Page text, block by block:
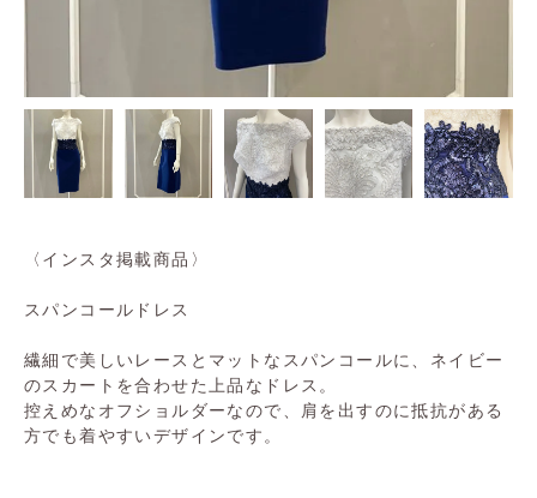
〈インスタ掲載商品〉
スパンコールドレス
繊細で美しいレースとマットなスパンコールに、ネイビー
のスカートを合わせた上品なドレス。
控えめなオフショルダーなので、肩を出すのに抵抗がある
方でも着やすいデザインです。